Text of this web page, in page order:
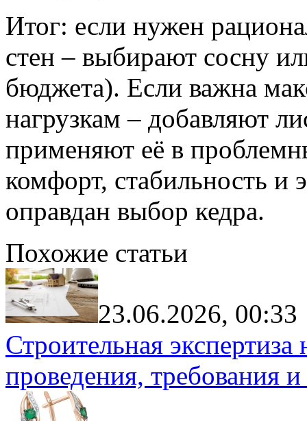
Итог: если нужен
стен – выбирают сосну
бюджета). Если важна
нагрузкам – добавляют
применяют её в
комфорт, стабильность и
оправдан выбор кедра.
Похожие статьи
23.06.2026, 00:33
Строительная
проведения, требования